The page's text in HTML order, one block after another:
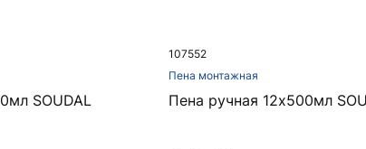
SOUDAL
107552
Пена монтажная
Пена ручная 12х500мл